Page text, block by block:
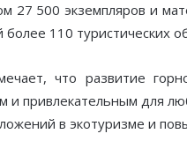
500 экземпляров и
110 туристических
что развитие
и привлекательным для
в экотуризме и